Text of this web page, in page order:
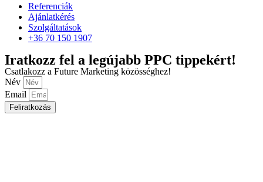
Referenciák
Ajánlatkérés
Szolgáltatások
+36 70 150 1907
Iratkozz fel a legújabb PPC tippekért!
Csatlakozz a Future Marketing közösséghez!
Név
Email
Feliratkozás